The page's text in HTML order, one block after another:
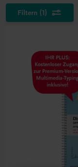
Filtern (1)